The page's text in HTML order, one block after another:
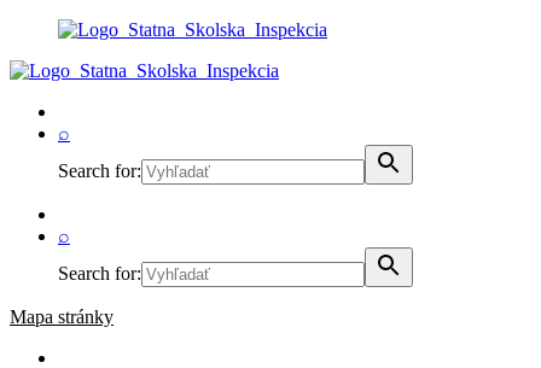
⌕
Search for:
⌕
Search for:
Mapa stránky